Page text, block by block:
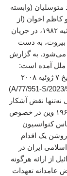
(وابسته
اخوان (از
خبرگزاری جمهوری اسلامی) – که در تاریخ ۵ ژوئیه ۱۹۸۲، در جریان
بیروت، به دست
می‌شود. به گزارش
ملل آمده است:
همان‌گونه که در مکاتبات پیشین ایران در تاریخ ۷ ژوئیه ۲۰۰۸
(A/62/899-S/2008/448) و نیز 6 ژوئیه ۲۰۲۳ (A/77/951-S/2023/501)
نه‌تنها نقض آشکار
حقوق بین‌الملل و تخلفی فاحش از کنوانسیون ۱۹۶۱ وین در خصوص
کنوانسیون
روشن یک اقدام
ایران در
از ارائه هرگونه
عامدانه‌ تعهدات